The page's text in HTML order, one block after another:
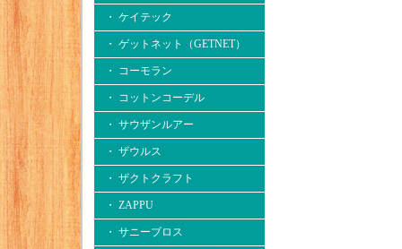
・ ケイテック
・ ゲットネット（GETNET）
・ コーモラン
・ コットンコーデル
・ サウザンルアー
・ ザウルス
・ ザクトクラフト
・ ZAPPU
・ サニーブロス